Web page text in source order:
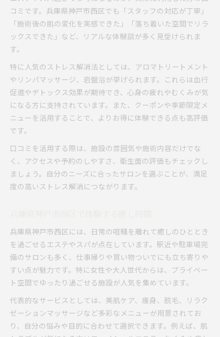
コミです。兵庫県神戸市西区でも「スタッフの対応が丁寧」
「施術後の肌の変化を実感できた」「落ち着いた空間でリラ
ックスできた」など、リアルな体験談が多く見受けられま
す。
特に人気のストレス解消法としては、アロマトリートメント
やリンパマッサージ、岩盤浴が挙げられます。これらは血行
促進やデトックス効果が期待でき、心身の疲れやむくみが気
になる方に支持されています。また、クーポンや季節限定メ
ニューを活用することで、よりお得に体験できる点も高評価
です。
口コミを活用する際は、施設の雰囲気や施術内容だけでな
く、アクセスや予約のしやすさ、衛生面の評価もチェックし
ましょう。自分のニーズに合ったサロンを選ぶことが、満足
度の高いストレス解消につながります。
兵庫県神戸市西区には、日常の喧騒を離れて癒しのひととき
を過ごせるエステやスパが点在しています。駅近や駐車場完
備のサロンも多く、仕事帰りや買い物ついでにも立ち寄りや
すい点が魅力です。特に女性や大人世代からは、プライベー
ト空間でゆったり過ごせる施設が人気を集めています。
代表的なサービスとしては、美肌ケア、痩身、脱毛、リラク
ゼーションマッサージなど多彩なメニューが用意されてお
り、自分の悩みや目的に合わせて選択できます。例えば、肌